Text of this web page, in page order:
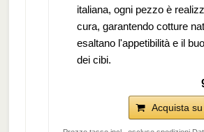
italiana, ogni pezzo è
cura, garantendo cotture
esaltano l'appetibilità e il
dei cibi.
Acquista